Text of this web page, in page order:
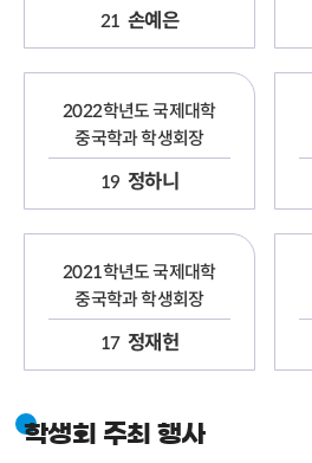
21 손예은
2022학년도 국제대학
중국학과 학생회장
19 정하니
2021학년도 국제대학
중국학과 학생회장
17 정재헌
학생회 주최 행사